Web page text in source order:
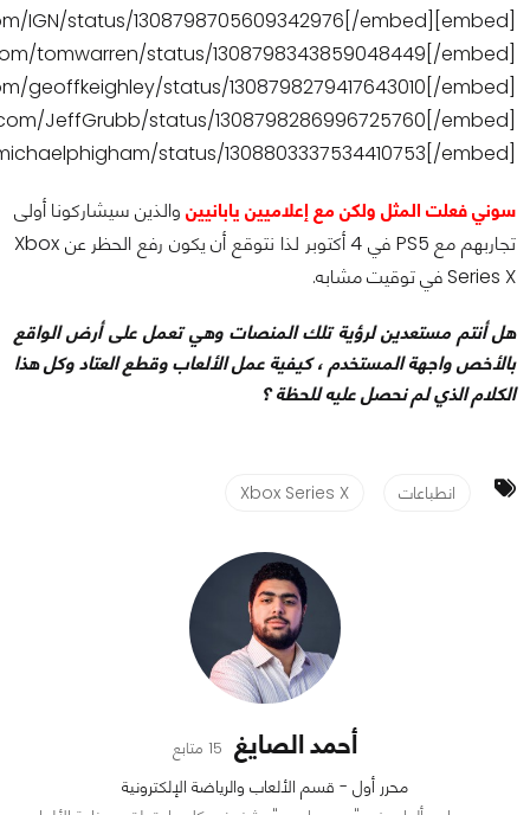
IGN/status/1308798705609342976[/embed]
tomwarren/status/1308798343859048449[/embed]
geoffkeighley/status/1308798279417643010[/embed]
JeffGrubb/status/1308798286996725760[/embed]
status/1308803337534410753[/embed]
سوني فعلت المثل ولكن مع إعلاميين يابانيين والذين سيشاركونا أولى
تجاربهم مع PS5 في 4 أكتوبر لذا نتوقع أن يكون رفع الحظر عن Xbox
Series X في توقيت مشابه.
هل أنتم مستعدين لرؤية تلك المنصات وهي تعمل على أرض الواقع
بالأخص واجهة المستخدم ، كيفية عمل الألعاب وقطع العتاد وكل هذا
الكلام الذي لم نحصل عليه للحظة ؟
انطباعات Xbox Series X
أحمد الصايغ 15 متابع
محرر أول - قسم الألعاب والرياضة الإلكترونية